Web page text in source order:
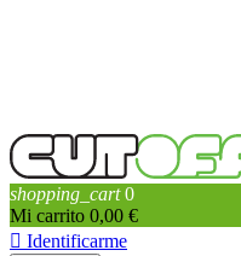
shopping_cart 0
Mi carrito 0,00 €
 Identificarme